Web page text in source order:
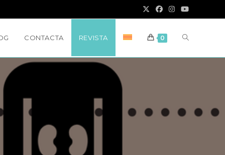
CONTACTA REVISTA 0 ALTERNAR
EN